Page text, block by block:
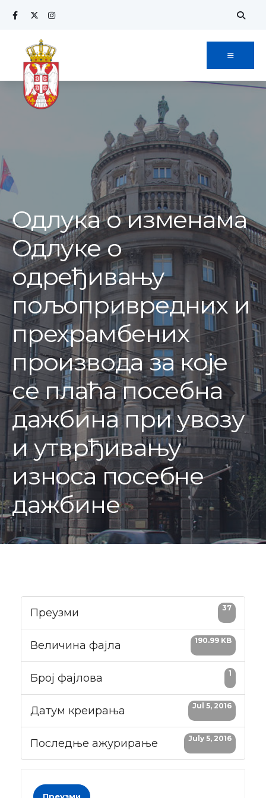
Skip
content
Одлука о изменама
Одлуке о
одређивању
пољопривредних и
прехрамбених
производа за које
се плаћа посебна
дажбина при увозу
и утврђивању
износа посебне
дажбине
Преузми 37
Величина фајла 190.99 KB
Број фајлова 1
Датум креирања Jul 5, 2016
Последње ажурирање July 5, 2016
Search